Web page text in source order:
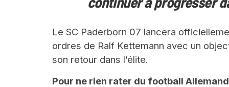
Le SC Paderborn 07 lancera
ordres de Ralf Kettemann avec un
son retour dans l’élite.
Pour ne rien rater du football